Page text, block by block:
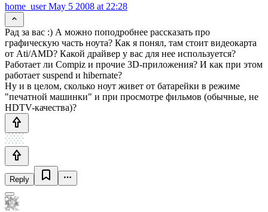
home_userMay 5 2008 at 22:28
Рад за вас :) А можно поподробнее рассказать про
графическую часть ноута? Как я понял, там стоит видеокарта
от Ati/AMD? Какой драйвер у вас для нее используется?
Работает ли Compiz и прочие 3D-приложения? И как при этом
работает suspend и hibernate?
Ну и в целом, сколько ноут живет от батарейки в режиме
"печатной машинки" и при просмотре фильмов (обычные, не
HDTV-качества)?
Reply